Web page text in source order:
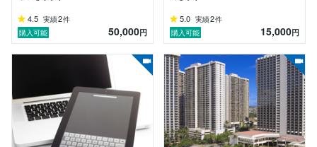
4.5 実績2件
購入可能
50,000円
5.0 実績2件
購入可能
15,000円